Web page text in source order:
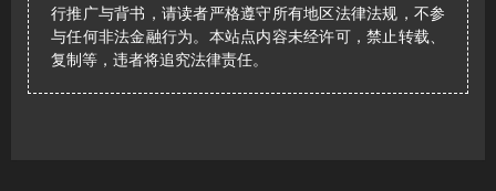
行推广与背书，请读者严格遵守所有地区法律法规，不参
与任何非法金融行为。本站点内容未经许可，禁止转载、
复制等，违者将追究法律责任。